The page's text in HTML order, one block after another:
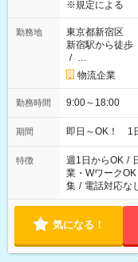
※規定による
勤務地
東京都新宿区
新宿駅から徒歩
/ …
物流企業
勤務時間 9:00～18:00
期間 即日～OK！ 1
特徴 週1日からOK /
業・WワークOK
集 / 電話対応な
気になる！